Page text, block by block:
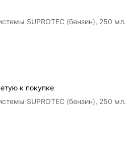
SUPROTEC (бензин), 250 мл.
к покупке
SUPROTEC (бензин), 250 мл.